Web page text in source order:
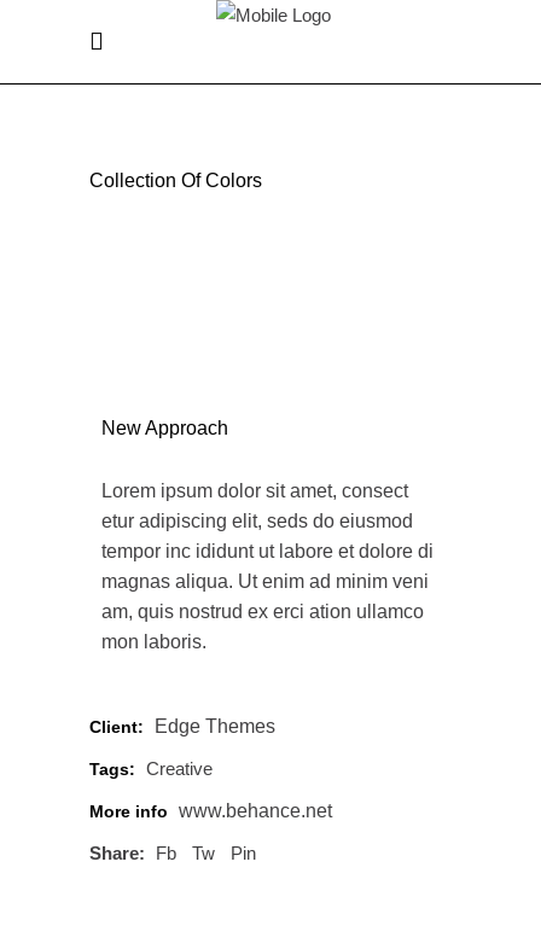
Collection Of Colors
New Approach
Lorem ipsum dolor sit amet, consect
etur adipiscing elit, seds do eiusmod
tempor inc ididunt ut labore et dolore di
magnas aliqua. Ut enim ad minim veni
am, quis nostrud ex erci ation ullamco
mon laboris.
Client: Edge Themes
Tags: Creative
More info www.behance.net
Share: Fb Tw Pin